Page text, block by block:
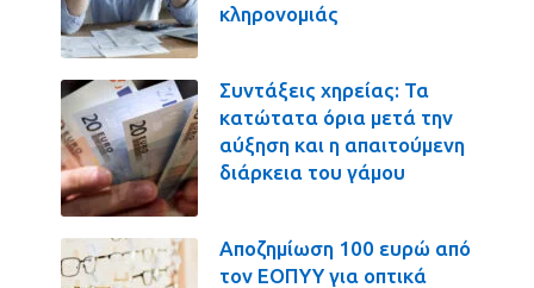
κληρονομιάς
Συντάξεις χηρείας: Τα
κατώτατα όρια μετά την
αύξηση και η απαιτούμενη
διάρκεια του γάμου
Αποζημίωση 100 ευρώ από
τον ΕΟΠΥΥ για οπτικά